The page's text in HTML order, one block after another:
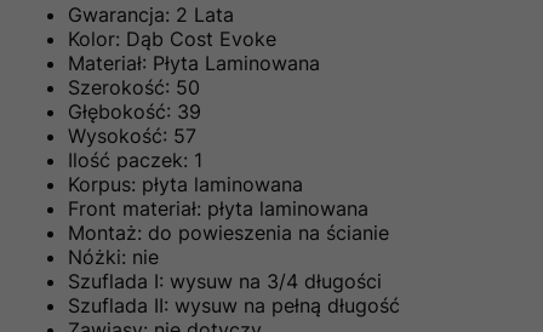
Gwarancja: 2 Lata
Kolor: Dąb Cost Evoke
Materiał: Płyta Laminowana
Szerokość: 50
Głębokość: 39
Wysokość: 57
Ilość paczek: 1
Korpus: płyta laminowana
Front materiał: płyta laminowana
Montaż: do powieszenia na ścianie
Nóżki: nie
Szuflada I: wysuw na 3/4 długości
Szuflada II: wysuw na pełną długość